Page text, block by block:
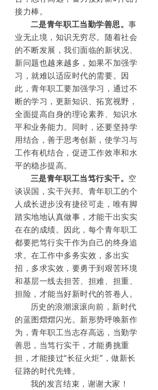
接力棒。
二是青年职工当勤学善思。事
业无止境，知识无穷尽。随着社会
的不断发展，我们面临的新状况、
新问题也越来越多，如果不加强学
习，就难以适应时代的需要。因
此，青年职工要加强学习，通过不
断的学习，更新知识、拓宽视野，
全面提高自身的理论素养、知识水
平和业务能力。同时，还要坚持学
用结合，善于思考创新，使学习与
工作有机结合，促进工作效率和水
平的稳步提高。
三是青年职工当笃行实干。 空
谈误国，实干兴邦。青年职工的个
人成长进步没有捷径可走，唯有脚
踏实地地认真做事，才能干出实实
在在的成绩。因此，每个青年职工
都要把笃行实干作为自己的终身追
求。在工作中多务实效，多出实
招，多求实效，要勇于到艰苦环境
和基层一线去担苦、担难、担重、
担险，才能当好新时代的答卷人。
历史的浪潮滚滚向前，新时代
的蓝图熠熠闪光。新形势呼唤新作
为，青年职工当志存高远，当勤学
善思，当笃行实干，才能勇挑重
担，才能接过“长征火炬”，做新长
征路的时代先锋。
我的发言结束，谢谢大家！